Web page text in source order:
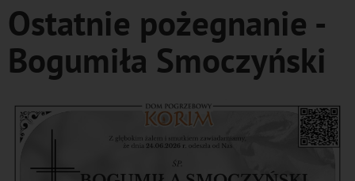
Ostatnie pożegnanie -
Bogumiła Smoczyński